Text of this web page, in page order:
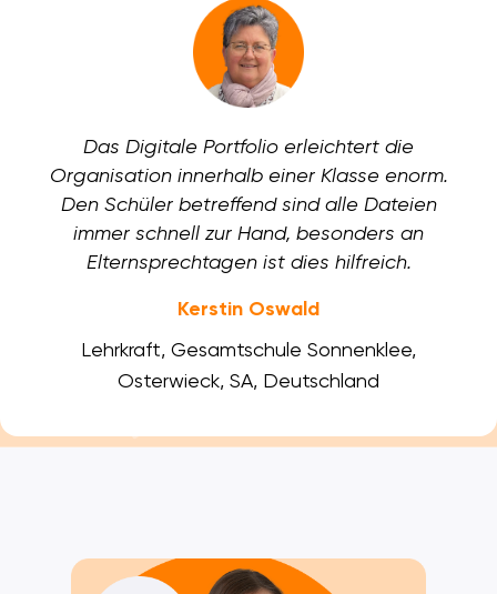
Das Digitale Portfolio erleichtert die
Organisation innerhalb einer Klasse enorm.
Den Schüler betreffend sind alle Dateien
immer schnell zur Hand, besonders an
Elternsprechtagen ist dies hilfreich.
Kerstin Oswald
Lehrkraft, Gesamtschule Sonnenklee,
Osterwieck, SA, Deutschland